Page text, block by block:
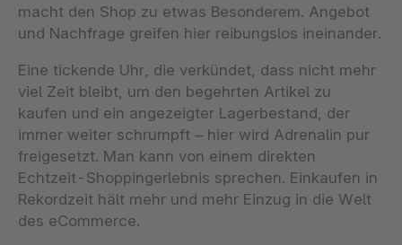
macht den Shop zu etwas Besonderem. Angebot
und Nachfrage greifen hier reibungslos ineinander.
Eine tickende Uhr, die verkündet, dass nicht mehr
viel Zeit bleibt, um den begehrten Artikel zu
kaufen und ein angezeigter Lagerbestand, der
immer weiter schrumpft – hier wird Adrenalin pur
freigesetzt. Man kann von einem direkten
Echtzeit-Shoppingerlebnis sprechen. Einkaufen in
Rekordzeit hält mehr und mehr Einzug in die Welt
des eCommerce.